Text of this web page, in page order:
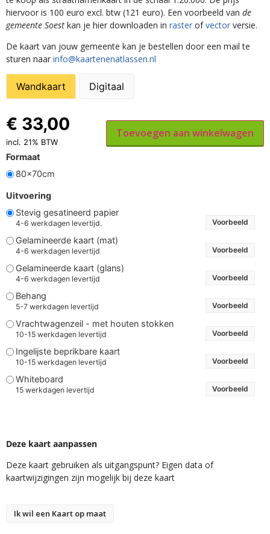
hiervoor is 100 euro excl. btw (121 euro). Een voorbeeld van de
gemeente Soest kan je hier downloaden in raster ofvector versie.
De kaart van jouw gemeente kan je bestellen door een mail te
sturen naar info@kaartenenatlassen.nl
Wandkaart Digitaal
Formaat
80x70cm
Uitvoering
Stevig gesatineerd papier
4-6 werkdagen levertijd. Voorbeeld
Gelamineerde kaart (mat)
4-6 werkdagen levertijd Voorbeeld
Gelamineerde kaart (glans)
4-6 werkdagen levertijd Voorbeeld
Behang
5-7 werkdagen levertijd Voorbeeld
Vrachtwagenzeil - met houten stokken
10-15 werkdagen levertijd Voorbeeld
Ingelijste beprikbare kaart
10-15 werkdagen levertijd Voorbeeld
Whiteboard
15 werkdagen levertijd Voorbeeld
€ 33,00
incl. 21% BTW
Toevoegen aan winkelwagen
Deze kaart aanpassen
Deze kaart gebruiken als uitgangspunt? Eigen data of
kaartwijzigingen zijn mogelijk bij deze kaart
Ik wil een Kaart op maat